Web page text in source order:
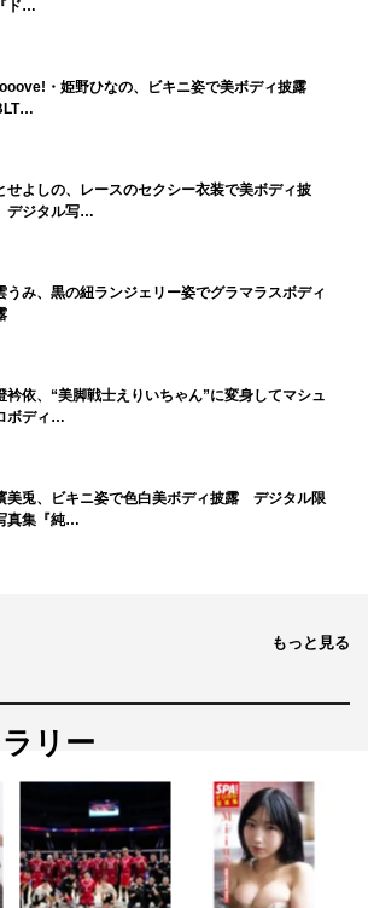
載。
ト
けたとき「少女漫画原作のドラマの主
せませんでした。演じる匠は一見カッ
すが、実はピュアでかわいらしいとこ
なと思っています。初めに台本を読ん
と言うんだ」とか「こんなことするん
メならではの照れがありましたが、今
うなるのか？ という楽しみと不安が
いう先輩がいて、少女漫画からそのま
なので、僕はせんえつながら自分自身
ってこの3カ月生きていこうと思って
恋愛ドラマなので、暑さに負けず僕ら
、楽しい現場にしていきたいです！
だいた時はすごくうれしかったですし、
アップされていると感じましたし、心
く伝わってきたので、見ている方も共
ではないでしょうか。
してなのでまだ距離があります
幼なじみなので、親しみある雰囲気を
ド…
・姫野ひなの、ビキニ姿で美ボディ披露
せよしの、レースのセクシー衣装で美ボディ披
ジタル写…
うみ、黒の紐ランジェリー姿でグラマラスボディ
衿依、“美脚戦士えりいちゃん”に変身してマシュ
ボディ…
美兎、ビキニ姿で色白美ボディ披露 デジタル限
真集『純…
もっと見る
リー